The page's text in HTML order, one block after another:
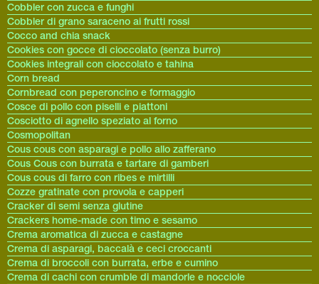
Cobbler con zucca e funghi
Cobbler di grano saraceno ai frutti rossi
Cocco and chia snack
Cookies con gocce di cioccolato (senza burro)
Cookies integrali con cioccolato e tahina
Corn bread
Cornbread con peperoncino e formaggio
Cosce di pollo con piselli e piattoni
Cosciotto di agnello speziato al forno
Cosmopolitan
Cous cous con asparagi e pollo allo zafferano
Cous Cous con burrata e tartare di gamberi
Cous cous di farro con ribes e mirtilli
Cozze gratinate con provola e capperi
Cracker di semi senza glutine
Crackers home-made con timo e sesamo
Crema aromatica di zucca e castagne
Crema di asparagi, baccalà e ceci croccanti
Crema di broccoli con burrata, erbe e cumino
Crema di cachi con crumble di mandorle e nocciole